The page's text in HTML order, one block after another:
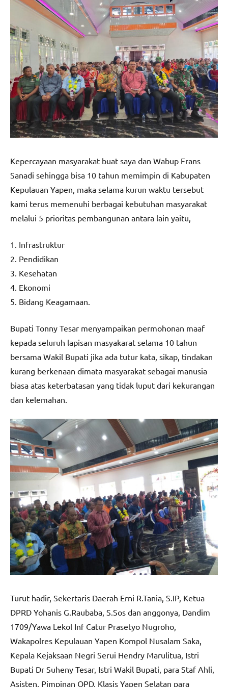
Kepercayaan masyarakat buat saya dan Wabup Frans
Sanadi sehingga bisa 10 tahun memimpin di Kabupaten
Kepulauan Yapen, maka selama kurun waktu tersebut
kami terus memenuhi berbagai kebutuhan masyarakat
melalui 5 prioritas pembangunan antara lain yaitu,
1. Infrastruktur
2. Pendidikan
3. Kesehatan
4. Ekonomi
5. Bidang Keagamaan.
Bupati Tonny Tesar menyampaikan permohonan maaf
kepada seluruh lapisan masyakarat selama 10 tahun
bersama Wakil Bupati jika ada tutur kata, sikap, tindakan
kurang berkenaan dimata masyarakat sebagai manusia
biasa atas keterbatasan yang tidak luput dari kekurangan
dan kelemahan.
Turut hadir, Sekertaris Daerah Erni R.Tania, S.IP, Ketua
DPRD Yohanis G.Raubaba, S.Sos dan anggonya, Dandim
1709/Yawa Lekol Inf Catur Prasetyo Nugroho,
Wakapolres Kepulauan Yapen Kompol Nusalam Saka,
Kepala Kejaksaan Negri Serui Hendry Marulitua, Istri
Bupati Dr Suheny Tesar, Istri Wakil Bupati, para Staf Ahli,
Asisten, Pimpinan OPD, Klasis Yapen Selatan para